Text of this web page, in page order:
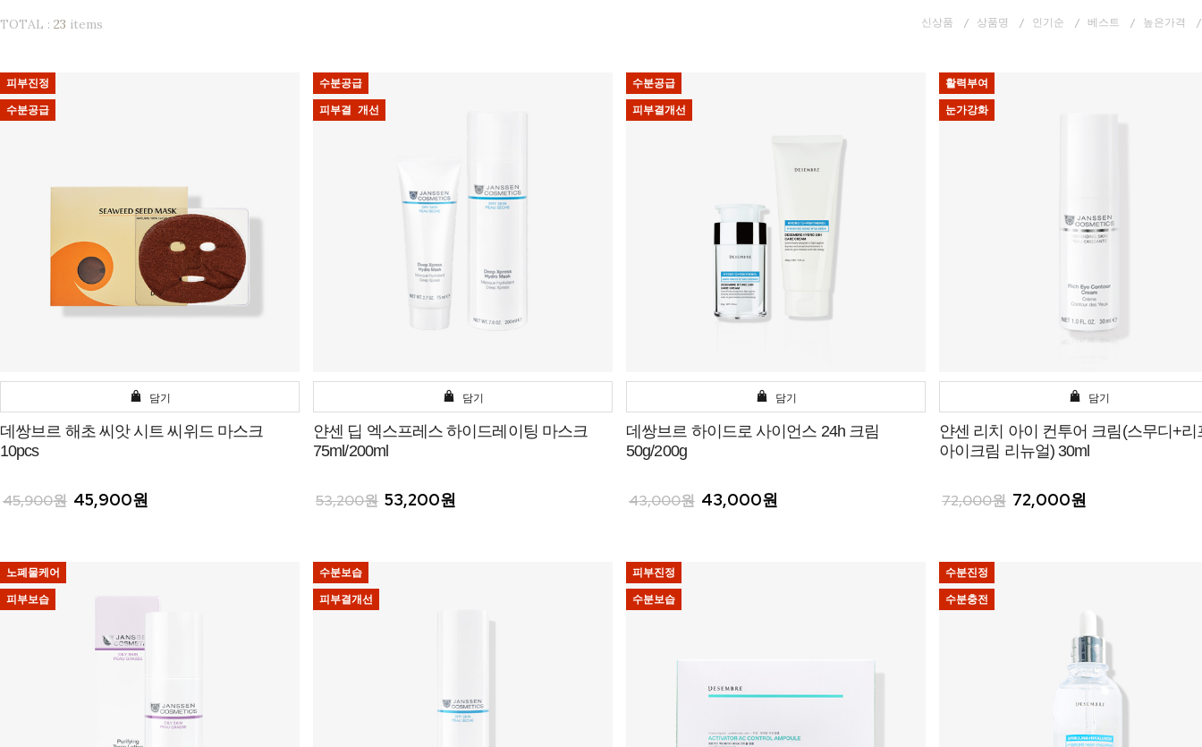
TOTAL : 23 items 신상품 상품명 인기순 베스트 높은가격
피부진정
수분공급
담기
데쌍브르 해초 씨앗 시트 씨위드 마스크
10pcs
45,900원 45,900원
수분공급
피부결 개선
담기
얀센 딥 엑스프레스 하이드레이팅 마스크
75ml/200ml
53,200원 53,200원
수분공급
피부결개선
담기
데쌍브르 하이드로 사이언스 24h 크림
50g/200g
43,000원 43,000원
활력부여
눈가강화
담기
얀센 리치 아이 컨투어 크림(스무디+리
아이크림 리뉴얼) 30ml
72,000원 72,000원
노폐물케어
피부보습
수분보습
피부결개선
피부진정
수분보습
수분진정
수분충전